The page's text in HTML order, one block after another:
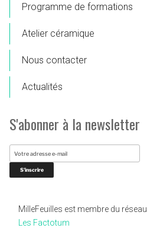
Programme de formations
Atelier céramique
Nous contacter
Actualités
S'abonner à la newsletter
MilleFeuilles est membre du réseau
Les Factotum